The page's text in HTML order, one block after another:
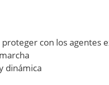
con los agentes
dinámica